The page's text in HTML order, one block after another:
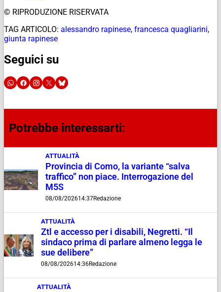
© RIPRODUZIONE RISERVATA
TAG ARTICOLO: alessandro rapinese, francesca quagliarini,
giunta rapinese
Seguici su
Potrebbe interessarti:
ATTUALITÀ
Provincia di Como, la variante “salva
traffico” non piace. Interrogazione del
M5S
08/08/202614:37Redazione
ATTUALITÀ
Ztl e accesso per i disabili, Negretti. “Il
sindaco prima di parlare almeno legga le
sue delibere”
08/08/202614:36Redazione
ATTUALITÀ